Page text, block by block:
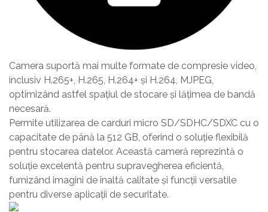
Camera suportă mai multe formate de compresie video,
inclusiv H.265+, H.265, H.264+ și H.264, MJPEG,
optimizând astfel spațiul de stocare și lățimea de bandă
necesară.
Permite utilizarea de carduri micro SD/SDHC/SDXC cu o
capacitate de până la 512 GB, oferind o soluție flexibilă
pentru stocarea datelor. Această cameră reprezintă o
soluție excelentă pentru supravegherea eficientă,
furnizând imagini de înaltă calitate și funcții versatile
pentru diverse aplicații de securitate.